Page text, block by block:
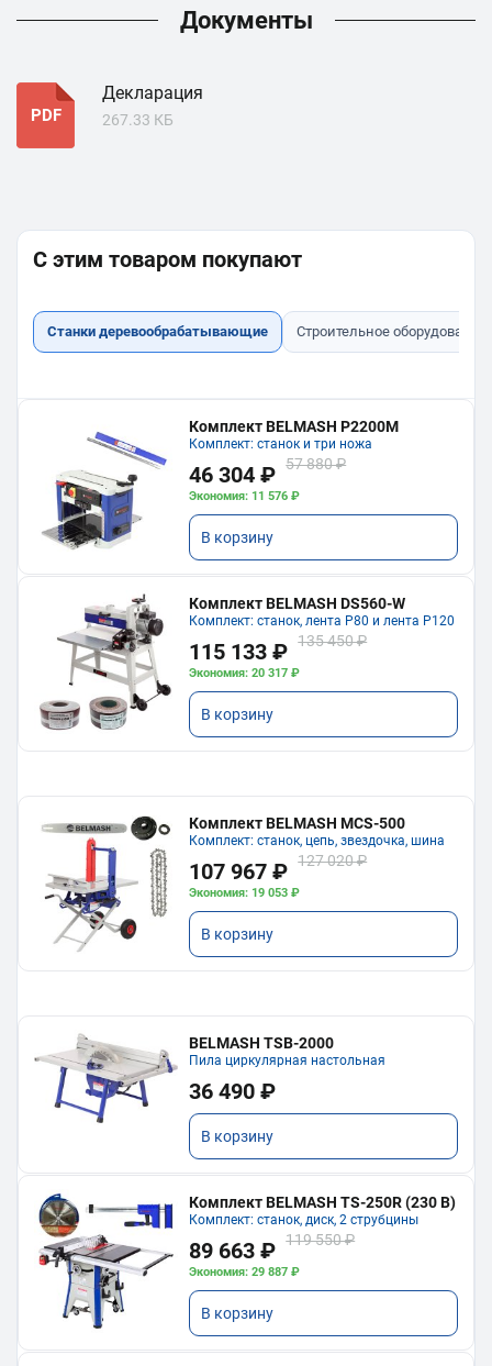
Документы
PDF
Декларация
267.33 КБ
С этим товаром покупают
Станки деревообрабатывающие Строительное оборудование
Комплект BELMASH P2200M
Комплект: станок и три ножа
46 304 ₽ 57 880 ₽
Экономия: 11 576 ₽
В корзину
Комплект BELMASH DS560-W
Комплект: станок, лента P80 и лента P120
115 133 ₽ 135 450 ₽
Экономия: 20 317 ₽
В корзину
Комплект BELMASH MCS-500
Комплект: станок, цепь, звездочка, шина
107 967 ₽ 127 020 ₽
Экономия: 19 053 ₽
В корзину
BELMASH TSB-2000
Пила циркулярная настольная
36 490 ₽
В корзину
Комплект BELMASH TS-250R (230 В)
Комплект: станок, диск, 2 струбцины
89 663 ₽ 119 550 ₽
Экономия: 29 887 ₽
В корзину